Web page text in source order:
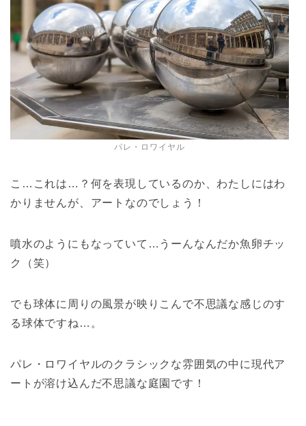
パレ・ロワイヤル
こ…これは…？何を表現しているのか、わたしにはわ
かりませんが、アートなのでしょう！
噴水のようにもなっていて…うーんなんだか魚卵チッ
ク（笑）
でも球体に周りの風景が映りこんで不思議な感じのす
る球体ですね…。
パレ・ロワイヤルのクラシックな雰囲気の中に現代ア
ートが溶け込んだ不思議な庭園です！